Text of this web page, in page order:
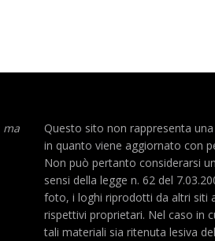
ma
Questo sito non rappresenta
in quanto viene aggiornato con
Non può pertanto considerarsi
sensi della legge n. 62 del
foto, i loghi riprodotti da altri siti
rispettivi proprietari. Nel caso in
tali materiali sia ritenuta lesiva